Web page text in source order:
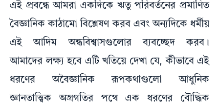
এই প্রবন্ধে আমরা একদিকে ঋতু পরিবর্তনের প্রমাণিত
বৈজ্ঞানিক কাঠামো বিশ্লেষণ করব এবং অন্যদিকে ধর্মীয়
এই আদিম অন্ধবিশ্বাসগুলোর ব্যবচ্ছেদ করব।
আমাদের লক্ষ্য হবে এটি খতিয়ে দেখা যে, কীভাবে এই
ধরণের অবৈজ্ঞানিক রূপকথাগুলো আধুনিক
জ্ঞানতাত্ত্বিক অগ্রগতির পথে এক ধরণের বৌদ্ধিক